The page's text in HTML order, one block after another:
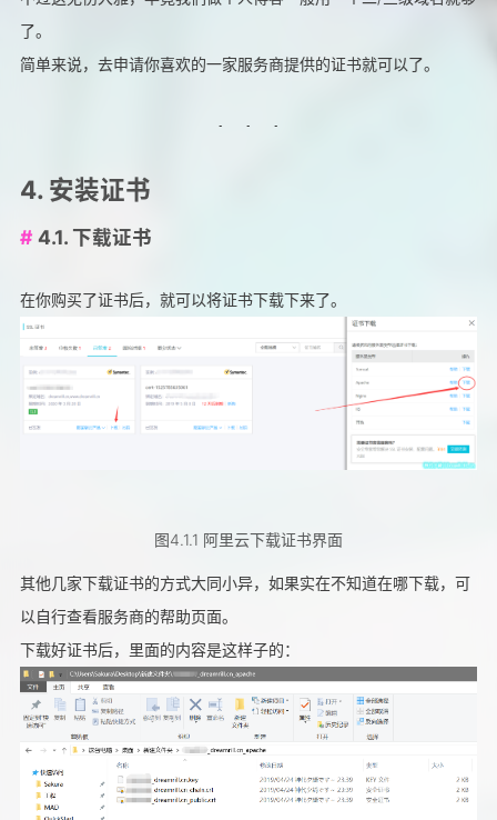
了。
简单来说，去申请你喜欢的一家服务商提供的证书就可以了。
4. 安装证书
4.1. 下载证书
在你购买了证书后，就可以将证书下载下来了。
图4.1.1 阿里云下载证书界面
其他几家下载证书的方式大同小异，如果实在不知道在哪下载，可
以自行查看服务商的帮助页面。
下载好证书后，里面的内容是这样子的：